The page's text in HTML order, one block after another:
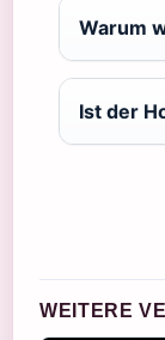
Warum
Ist der
WEITERE